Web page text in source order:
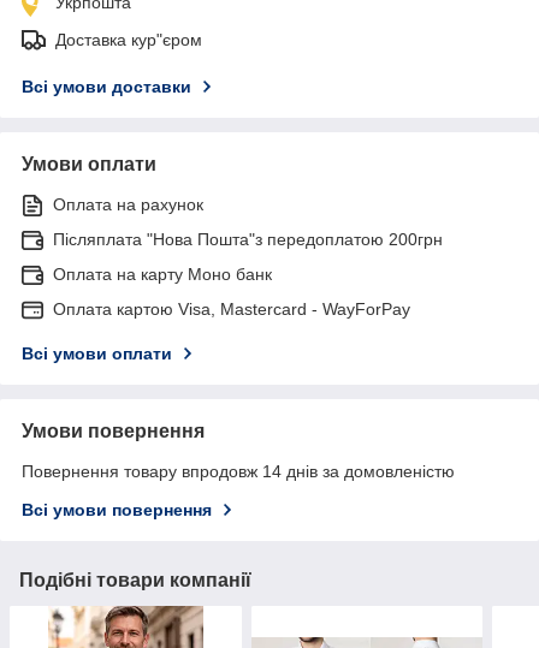
Доставка кур"єром
Всі умови доставки
Умови оплати
Оплата на рахунок
Післяплата "Нова Пошта"з передоплатою 200грн
Оплата на карту Моно банк
Оплата картою Visa, Mastercard - WayForPay
Всі умови оплати
Умови повернення
Повернення товару впродовж 14 днів за домовленістю
Всі умови повернення
Подібні товари компанії